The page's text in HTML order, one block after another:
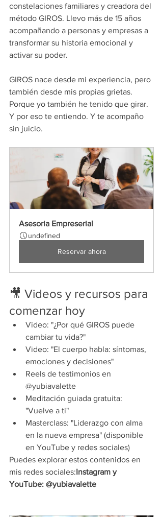
constelaciones familiares y creadora del
método GIROS. Llevo más de 15 años
acompañando a personas y empresas a
transformar su historia emocional y
activar su poder.
GIROS nace desde mi experiencia, pero
también desde mis propias grietas.
Porque yo también he tenido que girar.
Y por eso te entiendo. Y te acompaño
sin juicio.
Asesoria Empreserial
undefined
Reservar ahora
🎥 Videos y recursos para
comenzar hoy
Video: "¿Por qué GIROS puede
cambiar tu vida?"
Video: "El cuerpo habla: síntomas,
emociones y decisiones"
Reels de testimonios en
@yubiavalette
Meditación guiada gratuita:
"Vuelve a ti"
Masterclass: "Liderazgo con alma
en la nueva empresa" (disponible
en YouTube y redes sociales)
Puedes explorar estos contenidos en
mis redes sociales:Instagram y
YouTube: @yubiavalette